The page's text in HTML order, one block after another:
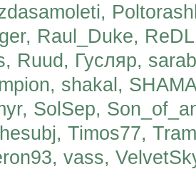
Raul_Duke,
Ruud, Гусляр,
shakal,
SolSep,
Timos77,
vass,